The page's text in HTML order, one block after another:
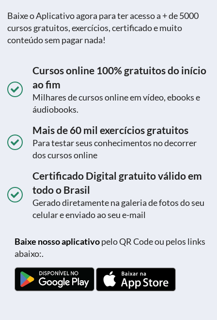
Baixe o Aplicativo agora para ter acesso a + de 5000
cursos gratuitos, exercícios, certificado e muito
conteúdo sem pagar nada!
Cursos online 100% gratuitos do início
ao fim
Milhares de cursos online em vídeo, ebooks e
áudiobooks.
Mais de 60 mil exercícios gratuitos
Para testar seus conhecimentos no decorrer
dos cursos online
Certificado Digital gratuito válido em
todo o Brasil
Gerado diretamente na galeria de fotos do seu
celular e enviado ao seu e-mail
Baixe nosso aplicativopelo QR Code ou pelos links
abaixo:.